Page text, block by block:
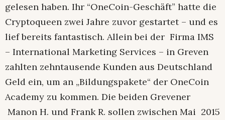
gelesen haben. Ihr “OneCoin-Geschäft” hatte die
Cryptoqueen zwei Jahre zuvor gestartet – und es
lief bereits fantastisch. Allein bei der Firma IMS
– International Marketing Services – in Greven
zahlten zehntausende Kunden aus Deutschland
Geld ein, um an „Bildungspakete“ der OneCoin
Academy zu kommen. Die beiden Grevener
Manon H. und Frank R. sollen zwischen Mai 2015